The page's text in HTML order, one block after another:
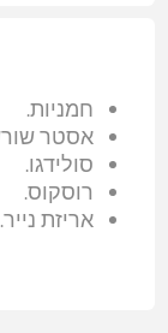
חמניות.
אסטר
סולידגו.
רוסקוס.
אריזת נייר.